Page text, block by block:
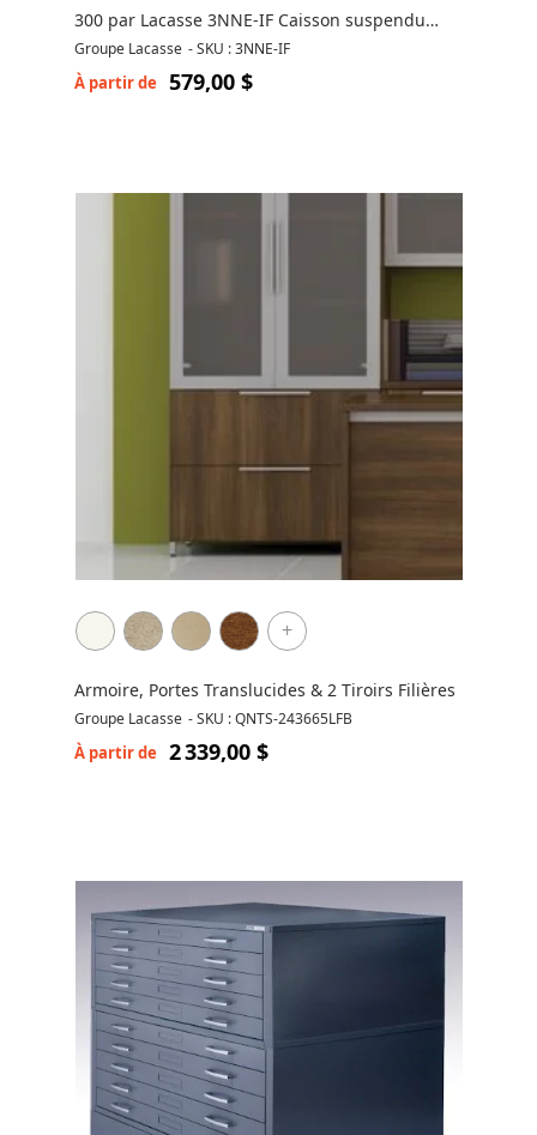
300 par Lacasse 3NNE-IF Caisson suspendu
avec tiroirs
Groupe Lacasse -SKU : 3NNE-IF
À partir de 579,00 $
+
Armoire, Portes Translucides & 2 Tiroirs Filières
Groupe Lacasse -SKU : QNTS-243665LFB
À partir de 2 339,00 $